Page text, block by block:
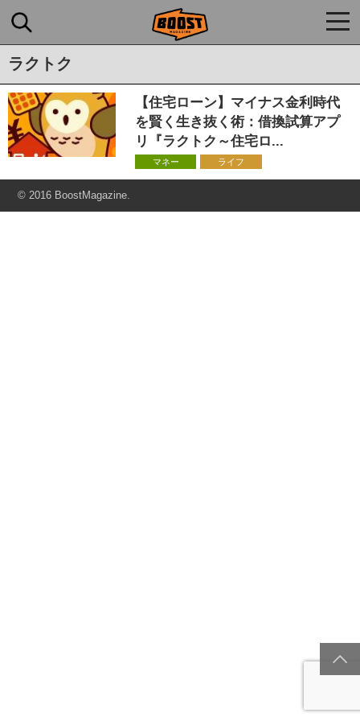
ラクトク
【住宅ローン】マイナス金利時代
を賢く生き抜く術：借換試算アプ
リ『ラクトク～住宅ロ...
マネー ライフ
© 2016 BoostMagazine.